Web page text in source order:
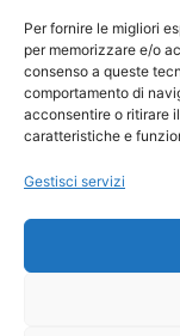
Per fornire le migliori
per memorizzare e/o
consenso a queste
comportamento di
acconsentire o ritirare
caratteristiche e
Gestisci servizi
Vedi storico
© 2026
Partecipante al
potrebbero variare.